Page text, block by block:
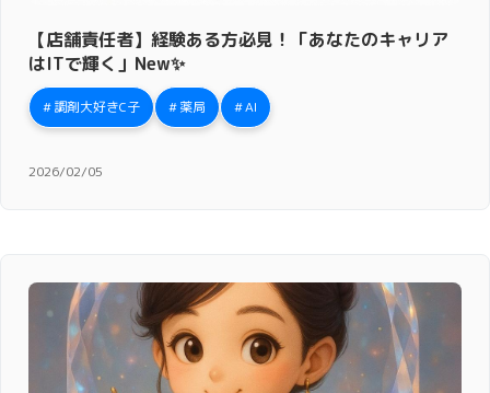
【店舗責任者】経験ある方必見！「あなたのキャリア
はITで輝く」New✨
調剤大好きC子 薬局 AI
2026/02/05